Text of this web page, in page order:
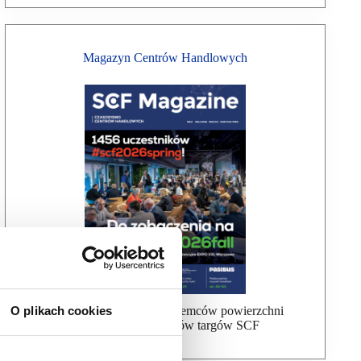
O plikach cookies
Magazyn Centrów Handlowych
Bezpłatna wysyłka dla najemców powierzchni
handlowej, uczestników targów SCF